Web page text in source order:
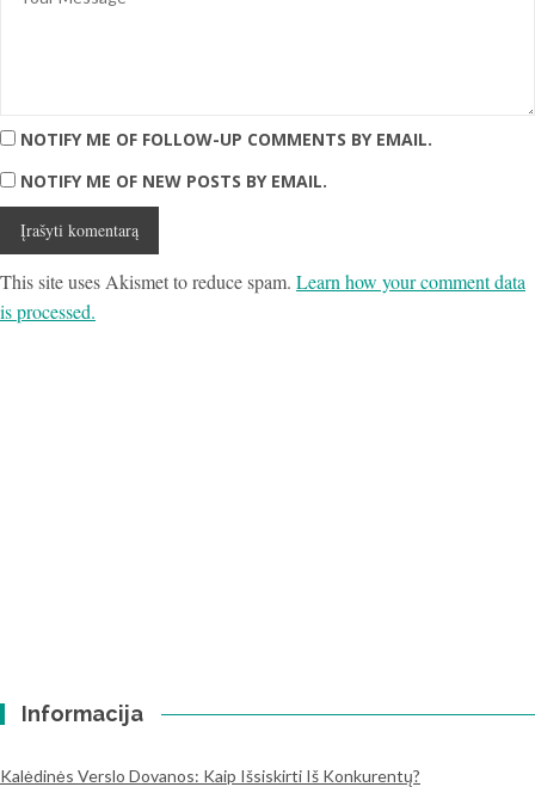
NOTIFY ME OF FOLLOW-UP COMMENTS BY EMAIL.
NOTIFY ME OF NEW POSTS BY EMAIL.
This site uses Akismet to reduce spam. Learn how your comment data
is processed.
Informacija
Kalėdinės Verslo Dovanos: Kaip Išsiskirti Iš Konkurentų?